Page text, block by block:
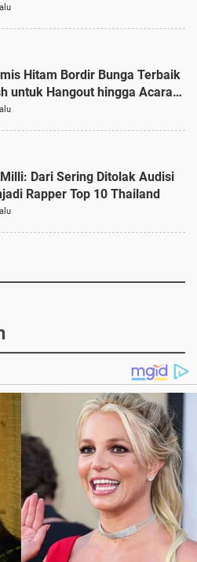
Hitam Bordir Bunga Terbaik
untuk Hangout hingga Acara
Dari Sering Ditolak Audisi
Rapper Top 10 Thailand